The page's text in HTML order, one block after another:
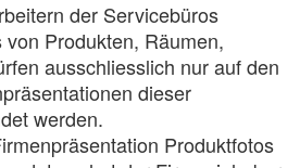
der Servicebüros
Produkten, Räumen,
ausschliesslich nur auf den
dieser
werden.
Produktfotos